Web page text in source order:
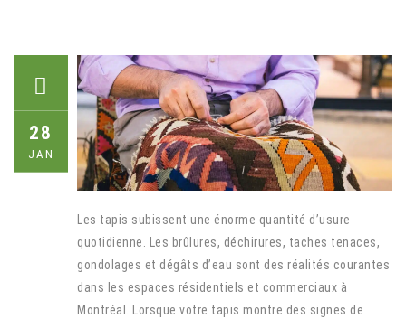
28
JAN
Les tapis subissent une énorme quantité d’usure
quotidienne. Les brûlures, déchirures, taches tenaces,
gondolages et dégâts d’eau sont des réalités courantes
dans les espaces résidentiels et commerciaux à
Montréal. Lorsque votre tapis montre des signes de